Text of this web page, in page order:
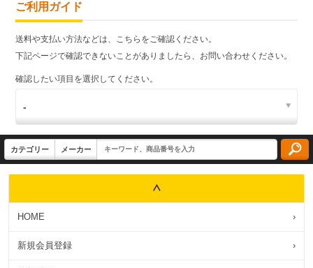
ご利用ガイド
送料や支払い方法などは、こちらをご確認ください。
下記ページで確認できないことがありましたら、お問い合わせください。
確認したい項目を選択してください。
HOME ›
新規会員登録 ›